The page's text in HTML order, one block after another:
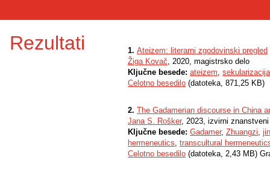
Rezultati 1. Ateizem: literarni zgodovinski pregled
Žiga Kovač, 2020, magistrsko delo
Ključne besede: ateizem, sekularizacija
Celotno besedilo (datoteka, 871,25 KB)
2. The Gadamerian discourse in China
Jana S. Rošker, 2023, izvirni
Ključne besede: Gadamer, Zhuangzi,
hermeneutics, transcultural
Celotno besedilo (datoteka, 2,43 MB)